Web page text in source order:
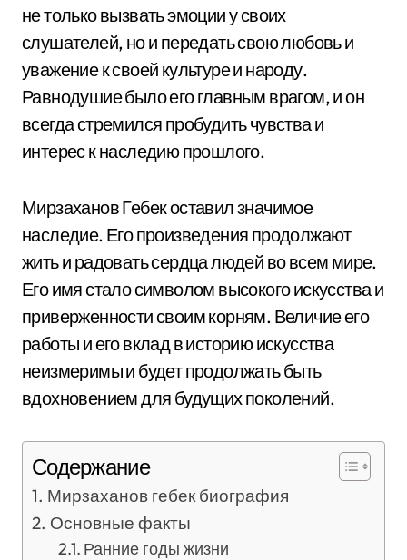
не только вызвать эмоции у своих
слушателей, но и передать свою любовь и
уважение к своей культуре и народу.
Равнодушие было его главным врагом, и он
всегда стремился пробудить чувства и
интерес к наследию прошлого.
Мирзаханов Гебек оставил значимое
наследие. Его произведения продолжают
жить и радовать сердца людей во всем мире.
Его имя стало символом высокого искусства и
приверженности своим корням. Величие его
работы и его вклад в историю искусства
неизмеримы и будет продолжать быть
вдохновением для будущих поколений.
Содержание
Мирзаханов гебек биография
Основные факты
Ранние годы жизни